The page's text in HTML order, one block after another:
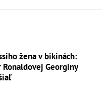
žena v bikinách:
Ronaldovej Georginy